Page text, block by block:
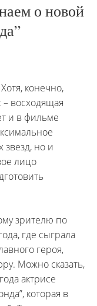
о новой
конечно,
– восходящая
и в фильме
звезд, но и
лицо
зрителю по
где сыграла
героя,
Можно сказать,
актрисе
которая в